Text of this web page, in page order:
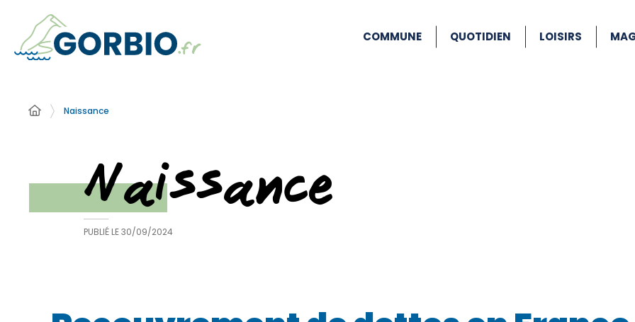
COMMUNE QUOTIDIEN LOISIRS
Naissance
Naissance
PUBLIÉ LE30/09/2024